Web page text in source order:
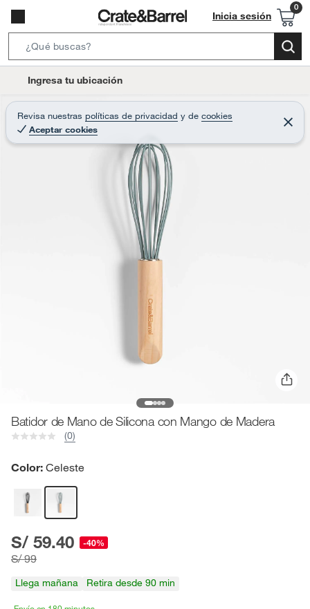
Inicia sesión
e
r
c
B
a
r
t
Ingresa tu ubicación
Revisa nuestras políticas de privacidad y de cookies
Aceptar cookies
C
e
r
Batidor de Mano de Silicona con Mango de Madera
(0)
Color: Celeste
S/ 59.40 -40%
S/ 99
Llega mañana Retira desde 90 min